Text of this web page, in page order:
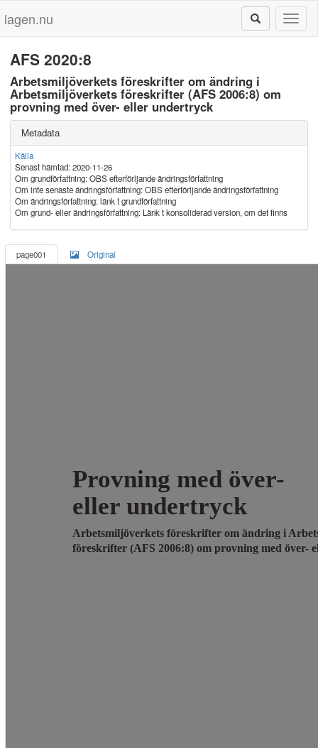
lagen.nu
AFS 2020:8
Arbetsmiljöverkets föreskrifter om ändring i
Arbetsmiljöverkets föreskrifter (AFS 2006:8) om
provning med över- eller undertryck
Metadata
Källa
Senast hämtad: 2020-11-26
Om grundförfattning: OBS efterförljande ändringsförfattning
Om inte senaste ändringsförfattning: OBS efterförljande ändringsförfattning
Om ändringsförfattning: länk t grundförfattning
Om grund- eller ändringsförfattning: Länk t konsoliderad version, om det finns
page001 Original
Provning med över-
eller undertryck
Arbetsmiljöverkets föreskrifter om ändring i
föreskrifter (AFS 2006:8) om provning med över-